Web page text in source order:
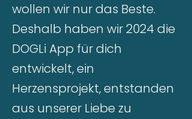
wollen wir nur das Beste.
Deshalb haben wir 2024 die
DOGLi App für dich
entwickelt, ein
Herzensprojekt, entstanden
aus unserer Liebe zu